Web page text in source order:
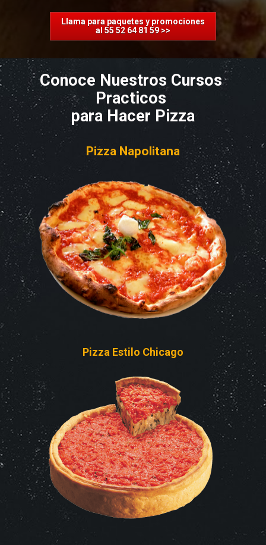
Llama para paquetes y promociones
al 55 52 64 81 59 >>
Conoce Nuestros Cursos
Practicos
para Hacer Pizza
Pizza Napolitana
Pizza Estilo Chicago